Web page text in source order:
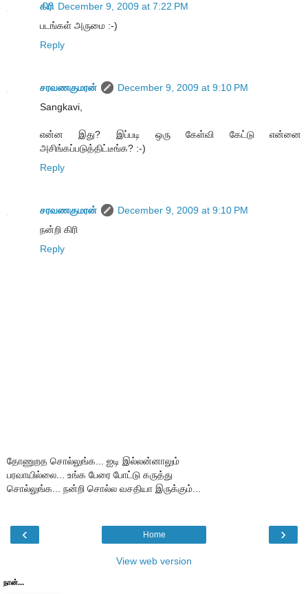
கிரி December 9, 2009 at 7:22 PM
படங்கள் அருமை :-)
Reply
சரவணகுமரன்
December 9, 2009 at 9:10 PM
Sangkavi,
என்ன இது? இப்படி ஒரு கேள்வி கேட்டு என்னை
அசிங்கப்படுத்திட்டீங்க? :-)
Reply
சரவணகுமரன்
December 9, 2009 at 9:10 PM
நன்றி கிரி
Reply
தோணுறத சொல்லுங்க... ஐடி இல்லன்னாலும்
பரவாயில்லை... உங்க பேரை போட்டு கருத்து
சொல்லுங்க... நன்றி சொல்ல வசதியா இருக்கும்...
‹ ›
Home
View web version
நான்...